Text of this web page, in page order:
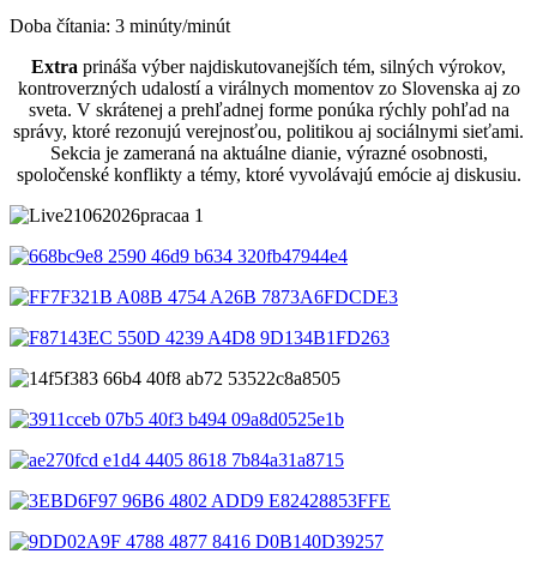
Doba čítania: 3 minúty/minút
Extra prináša výber najdiskutovanejších tém, silných výrokov,
kontroverzných udalostí a virálnych momentov zo Slovenska aj zo
sveta. V skrátenej a prehľadnej forme ponúka rýchly pohľad na
správy, ktoré rezonujú verejnosťou, politikou aj sociálnymi sieťami.
Sekcia je zameraná na aktuálne dianie, výrazné osobnosti,
spoločenské konflikty a témy, ktoré vyvolávajú emócie aj diskusiu.